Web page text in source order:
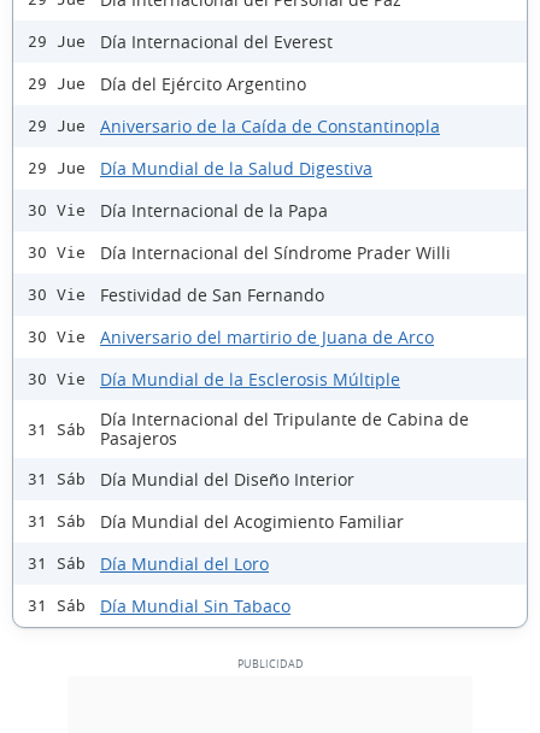
29 Jue Día Internacional del Everest
29 Jue Día del Ejército Argentino
29 Jue Aniversario de la Caída de Constantinopla
29 Jue Día Mundial de la Salud Digestiva
30 Vie Día Internacional de la Papa
30 Vie Día Internacional del Síndrome Prader Willi
30 Vie Festividad de San Fernando
30 Vie Aniversario del martirio de Juana de Arco
30 Vie Día Mundial de la Esclerosis Múltiple
31 Sáb
Día Internacional del Tripulante de Cabina de
Pasajeros
31 Sáb Día Mundial del Diseño Interior
31 Sáb Día Mundial del Acogimiento Familiar
31 Sáb Día Mundial del Loro
31 Sáb Día Mundial Sin Tabaco